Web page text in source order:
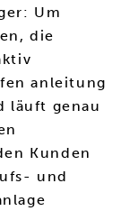
Um
die
anleitung
läuft genau
Kunden
und